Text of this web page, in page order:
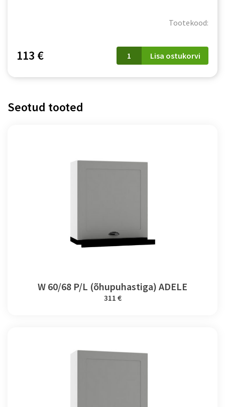
Tootekood:
113 €
WS
40/72
ADELE
Lisa ostukorvi
Seotud tooted
W 60/68 P/L (õhupuhastiga) ADELE
311 €